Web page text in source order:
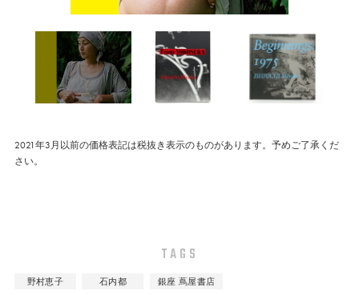
2021年3月以前の価格表記は税抜き表示のものがあります。予めご了承くだ
さい。
TAGS
野村恵子 石内都 銀座 蔦屋書店